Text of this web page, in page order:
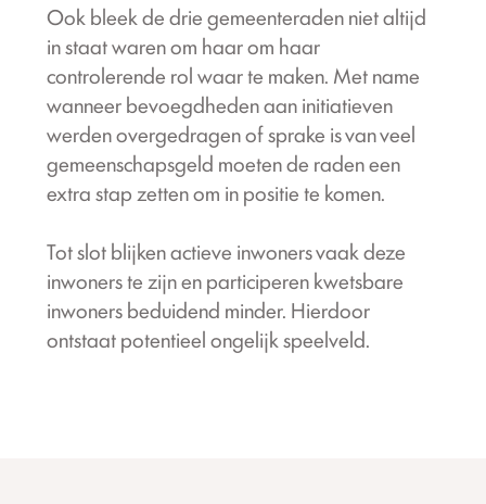
Ook bleek de drie gemeenteraden niet altijd
in staat waren om haar om haar
controlerende rol waar te maken. Met name
wanneer bevoegdheden aan initiatieven
werden overgedragen of sprake is van veel
gemeenschapsgeld moeten de raden een
extra stap zetten om in positie te komen.
Tot slot blijken actieve inwoners vaak deze
inwoners te zijn en participeren kwetsbare
inwoners beduidend minder. Hierdoor
ontstaat potentieel ongelijk speelveld.